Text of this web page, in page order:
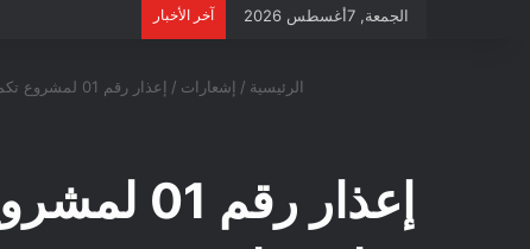
الجمعة, 7أغسطس 2026 آخر الأخبار
الرئيسية / إشعارات / إعذار رقم 01 لمشروع تكملة أشغال الطرق للتجزئات الاجتماعية 400 قطعة طريق سيدي عامر بوسعادة/ مديرية التعمير والهندسة المعمارية والبناء لولاية المسيلة